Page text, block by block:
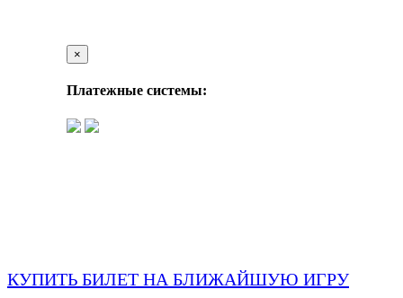
×
Платежные системы:
КУПИТЬ БИЛЕТ НА БЛИЖАЙШУЮ ИГРУ